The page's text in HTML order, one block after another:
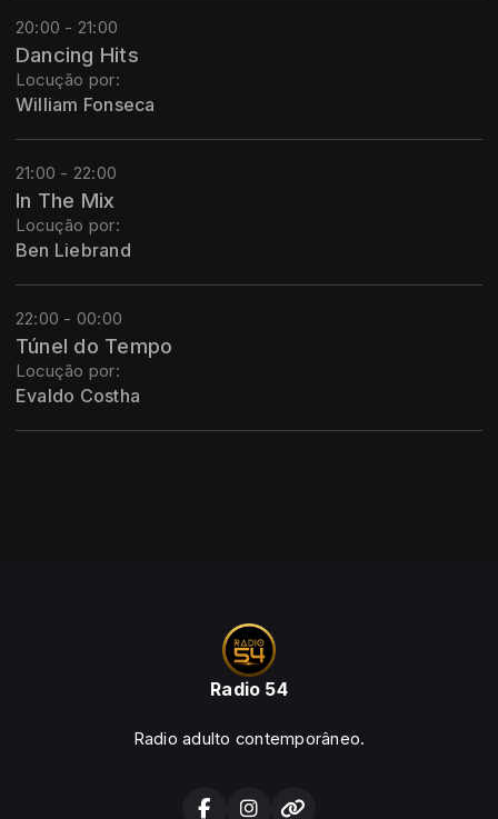
20:00 - 21:00
Dancing Hits
Locução por:
William Fonseca
21:00 - 22:00
In The Mix
Locução por:
Ben Liebrand
22:00 - 00:00
Túnel do Tempo
Locução por:
Evaldo Costha
Radio 54
Radio adulto contemporâneo.